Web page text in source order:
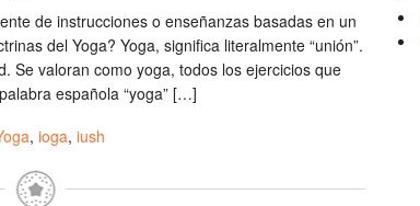
de instrucciones o enseñanzas basadas en un
del Yoga? Yoga, significa literalmente “unión”.
Se valoran como yoga, todos los ejercicios que
española “yoga” […]
, ioga, iush